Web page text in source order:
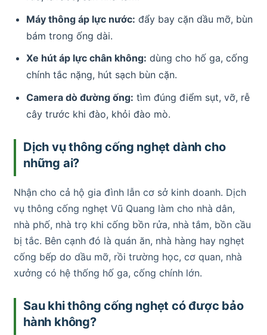
Máy thông áp lực nước: đẩy bay cặn dầu mỡ, bùn
bám trong ống dài.
Xe hút áp lực chân không: dùng cho hố ga, cống
chính tắc nặng, hút sạch bùn cặn.
Camera dò đường ống: tìm đúng điểm sụt, vỡ, rễ
cây trước khi đào, khỏi đào mò.
Dịch vụ thông cống nghẹt dành cho
những ai?
Nhận cho cả hộ gia đình lẫn cơ sở kinh doanh. Dịch
vụ thông cống nghẹt Vũ Quang làm cho nhà dân,
nhà phố, nhà trọ khi cống bồn rửa, nhà tắm, bồn cầu
bị tắc. Bên cạnh đó là quán ăn, nhà hàng hay nghẹt
cống bếp do dầu mỡ, rồi trường học, cơ quan, nhà
xưởng có hệ thống hố ga, cống chính lớn.
Sau khi thông cống nghẹt có được bảo
hành không?